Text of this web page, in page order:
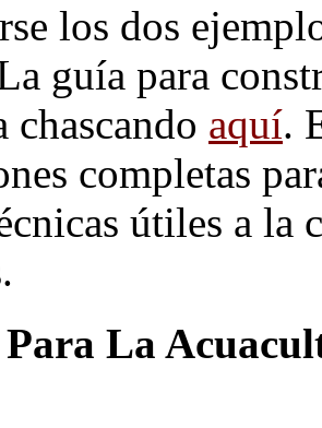
los dos
guía para
chascando aquí.
completas
útiles a la
La